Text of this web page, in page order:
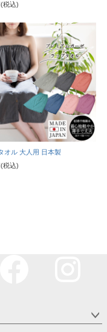
税込)
オル 大人用 日本製
税込)